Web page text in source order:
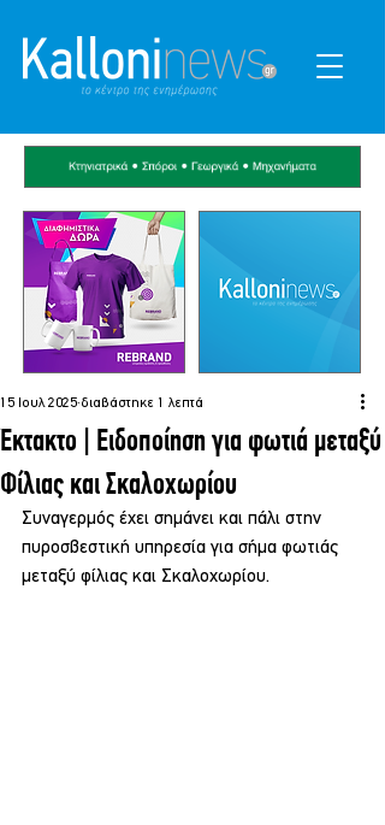
Έκτακτο | Ειδοποίηση για φωτιά μεταξύ
Φίλιας και Σκαλοχωρίου
15 Ιουλ 2025 διαβάστηκε 1 λεπτά
Συναγερμός έχει σημάνει και πάλι στην
πυροσβεστική υπηρεσία για σήμα φωτιάς
μεταξύ φίλιας και Σκαλοχωρίου.